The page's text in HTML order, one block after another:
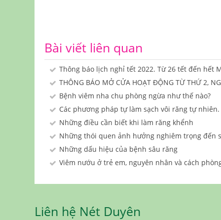
Bài viết liên quan
Thông báo lịch nghỉ tết 2022. Từ 26 tết đến hết
THÔNG BÁO MỞ CỬA HOẠT ĐỘNG TỪ THỨ 2,
Bệnh viêm nha chu phòng ngừa như thế nào?
Các phương pháp tự làm sạch vôi răng tự nhiên.
Những điều cần biết khi làm răng khểnh
Những thói quen ảnh hưởng nghiêm trọng đến
Những dấu hiệu của bệnh sâu răng
Viêm nướu ở trẻ em, nguyên nhân và cách
Liên hệ Nét Duyên